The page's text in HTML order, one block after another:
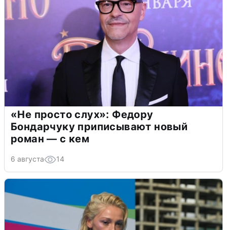
«Не просто слух»: Федору
Бондарчуку приписывают новый
роман — с кем
6 августа 14